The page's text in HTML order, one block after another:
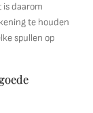
daarom
te houden
spullen op